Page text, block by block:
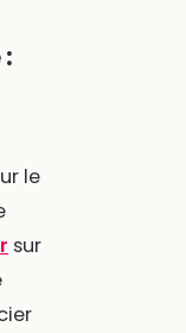
le
sur